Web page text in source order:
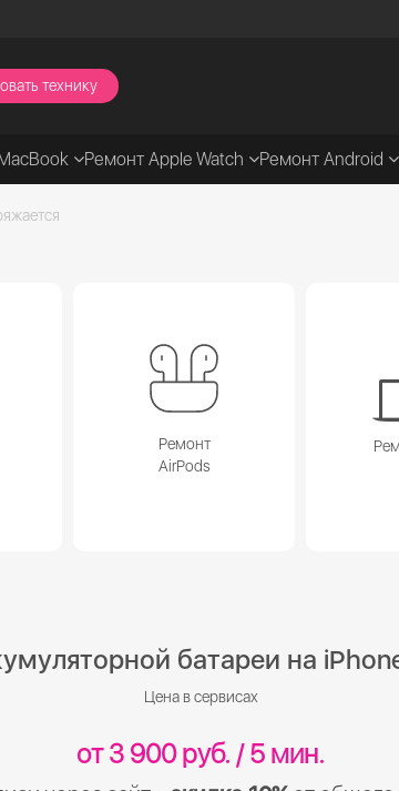
технику
Ремонт Apple Watch Ремонт Android
Ремонт
AirPods
батареи на
Цена в сервисах
от 3 900 руб. / 5 мин.